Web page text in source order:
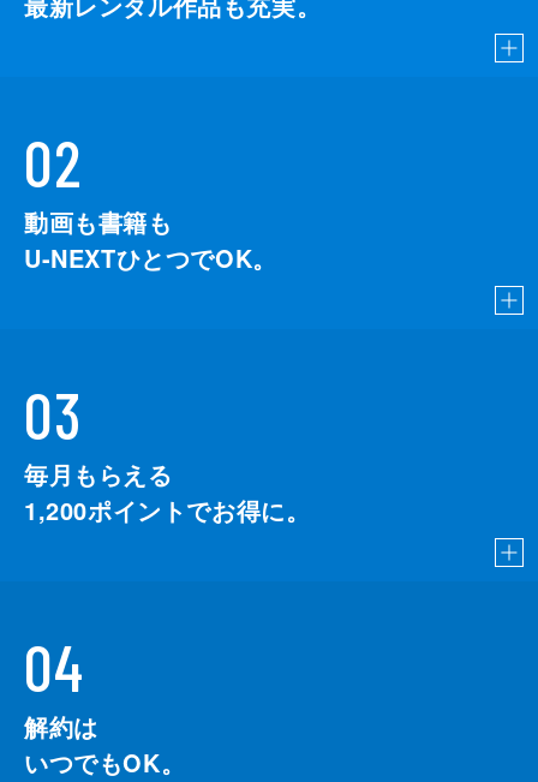
02
動画も書籍も
U-NEXTひとつでOK。
03
毎月もらえる
1,200ポイントでお得に。
04
解約は
いつでもOK。